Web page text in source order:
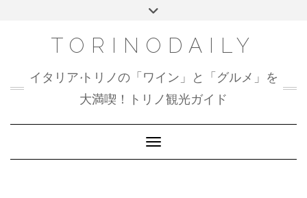
Toggle
TORINODAILY
イタリア•トリノの「ワイン」と「グルメ」を
大満喫！トリノ観光ガイド
Toggle Navigation